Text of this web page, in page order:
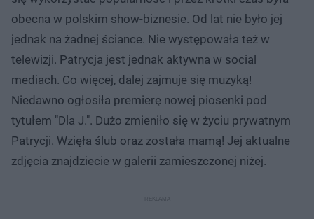
obecna w polskim show-biznesie. Od lat nie było jej
jednak na żadnej ściance. Nie występowała też w
telewizji. Patrycja jest jednak aktywna w social
mediach. Co więcej, dalej zajmuje się muzyką!
Niedawno ogłosiła premierę nowej piosenki pod
tytułem "Dla J.". Dużo zmieniło się w życiu prywatnym
Patrycji. Wzięła ślub oraz została mamą! Jej aktualne
zdjęcia znajdziecie w galerii zamieszczonej niżej.